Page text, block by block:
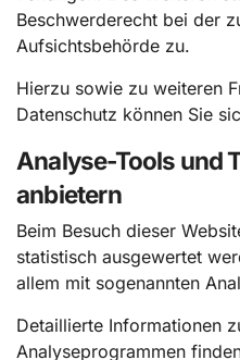
Beschwerderecht bei der
Aufsichtsbehörde zu.
Hierzu sowie zu weiteren
Datenschutz können Sie
Analyse-Tools und
anbietern
Beim Besuch dieser
statistisch ausgewertet
allem mit sogenannten
Detaillierte Informationen
Analyseprogrammen